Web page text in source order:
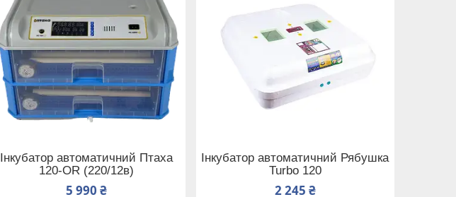
Інкубатор автоматичний Птаха
120-OR (220/12в)
5 990 ₴
Інкубатор автоматичний Рябушка
Turbo 120
2 245 ₴